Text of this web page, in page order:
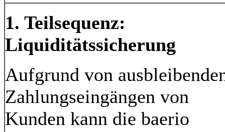
1. Teilsequenz:
Liquiditätssicherung
Aufgrund von
Zahlungseingängen von
Kunden kann die baerio